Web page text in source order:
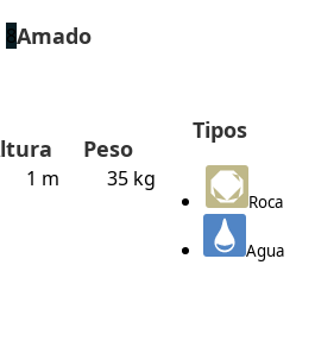
1 m
Peso
35 kg
Tipos
Roca
Agua
8Amado